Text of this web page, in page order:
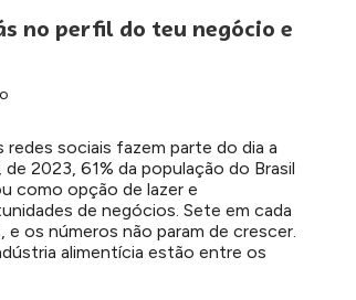
no perfil do teu negócio e
sociais fazem parte do dia a
2023, 61% da população do Brasil
como opção de lazer e
de negócios. Sete em cada
os números não param de crescer.
alimentícia estão entre os